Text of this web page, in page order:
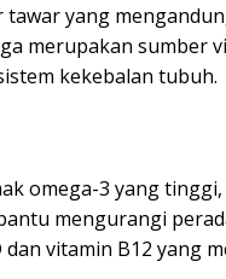
yang
merupakan sumber
kekebalan tubuh.
omega-3 yang
mengurangi
vitamin B12 yang